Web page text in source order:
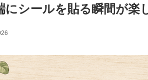
にシールを貼る瞬間が楽